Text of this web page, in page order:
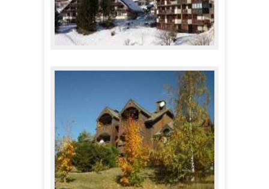
A partir de135,00 €